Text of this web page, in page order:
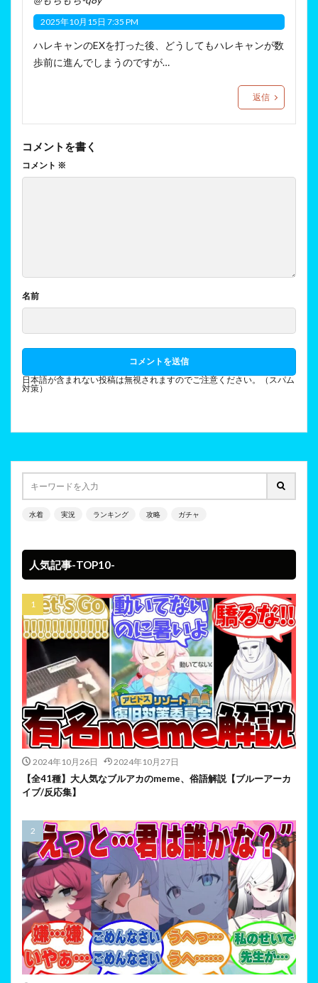
2025年10月15日 7:35 PM
ハレキャンのEXを打った後、どうしてもハレキャンが数
歩前に進んでしまうのですが…
返信
コメントを書く
コメント ※
名前
日本語が含まれない投稿は無視されますのでご注意ください。（スパム
対策）
水着 実況 ランキング 攻略 ガチャ
人気記事-TOP10-
2024年10月26日 2024年10月27日
【全41種】大人気なブルアカのmeme、俗語解説【ブルーアーカ
イブ/反応集】